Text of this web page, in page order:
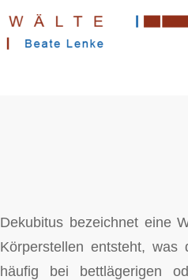
Dekubitus bezeichnet eine
Körperstellen entsteht,
häufig bei bettlägerigen